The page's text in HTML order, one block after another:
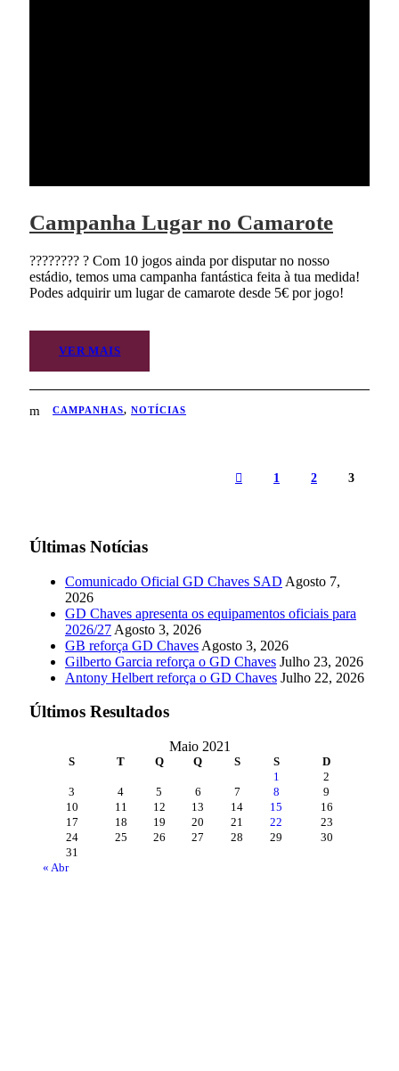
Campanha Lugar no Camarote
???????? ? Com 10 jogos ainda por disputar no nosso
estádio, temos uma campanha fantástica feita à tua medida!
Podes adquirir um lugar de camarote desde 5€ por jogo!
VER MAIS
CAMPANHAS, NOTÍCIAS
1 2 3
Últimas Notícias
Comunicado Oficial GD Chaves SAD Agosto 7,
2026
GD Chaves apresenta os equipamentos oficiais para
2026/27 Agosto 3, 2026
GB reforça GD Chaves Agosto 3, 2026
Gilberto Garcia reforça o GD Chaves Julho 23, 2026
Antony Helbert reforça o GD Chaves Julho 22, 2026
Últimos Resultados
Maio 2021
S T Q Q S S D
« Abr
1
2
3
4 5 6 7 8
9
10
11 12 13 14 15
16
17
18 19 20 21 22
23
24
25 26 27 28 29
30
31